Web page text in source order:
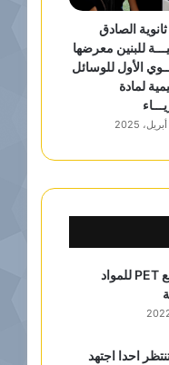
الصادق
للبنين معرضها
الأول للوسائل
لمادة
قريبا مصنع PET للمواد
احدا اجتهد